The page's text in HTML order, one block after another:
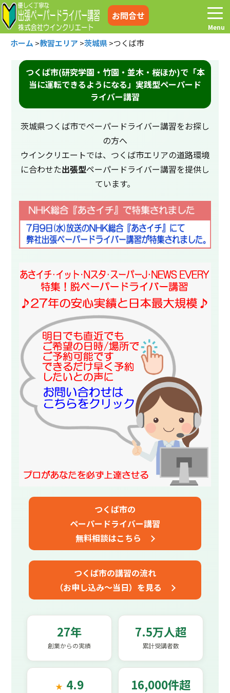
お問合せ
ホーム お電話はこちら
お客様の声 コラム&トピックス
出張地域 メディア紹介
スタッフ紹介 申し込みフロー
簡易補助ブレーキと
は
キャンペーン
新着情報
ホーム >教習エリア >茨城県>つくば市
つくば市(研究学園・竹園・並木・桜ほか)で「本
当に運転できるようになる」実践型ペーパード
ライバー講習
茨城県つくば市でペーパードライバー講習をお探し
の方へ
ウインクリエートでは、つくば市エリアの道路環境
に合わせた出張型ペーパードライバー講習を提供し
ています。
つくば市の
ペーパードライバー講習
無料相談はこちら
つくば市の講習の流れ
（お申し込み～当日）を見る
27年
創業からの実績
7.5万人超
累計受講者数
★ 4.9 16,000件超